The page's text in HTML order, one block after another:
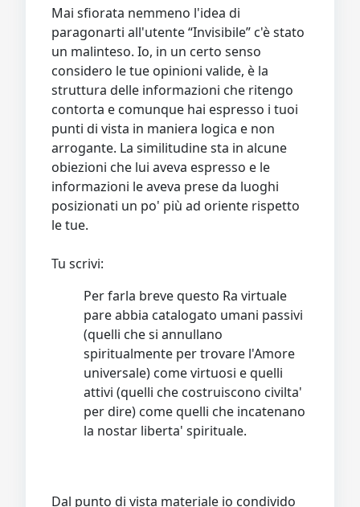
Mai sfiorata nemmeno l'idea di
paragonarti all'utente “Invisibile” c'è stato
un malinteso. Io, in un certo senso
considero le tue opinioni valide, è la
struttura delle informazioni che ritengo
contorta e comunque hai espresso i tuoi
punti di vista in maniera logica e non
arrogante. La similitudine sta in alcune
obiezioni che lui aveva espresso e le
informazioni le aveva prese da luoghi
posizionati un po' più ad oriente rispetto
le tue.
Tu scrivi:
Per farla breve questo Ra virtuale
pare abbia catalogato umani passivi
(quelli che si annullano
spiritualmente per trovare l'Amore
universale) come virtuosi e quelli
attivi (quelli che costruiscono civilta'
per dire) come quelli che incatenano
la nostar liberta' spirituale.
Dal punto di vista materiale io condivido